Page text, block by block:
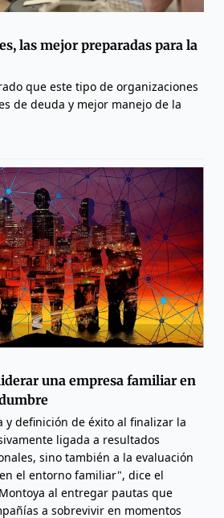
las mejor preparadas para la
que este tipo de organizaciones
de deuda y mejor manejo de la
una empresa familiar en
y definición de éxito al finalizar la
ligada a resultados
sino también a la evaluación
el entorno familiar", dice el
al entregar pautas que
a sobrevivir en momentos